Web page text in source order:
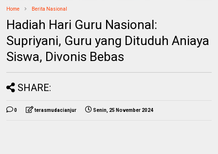
Home Berita Nasional
Hadiah Hari Guru Nasional:
Supriyani, Guru yang Dituduh Aniaya
Siswa, Divonis Bebas
SHARE:
0 terasmudacianjur Senin, 25 November 2024